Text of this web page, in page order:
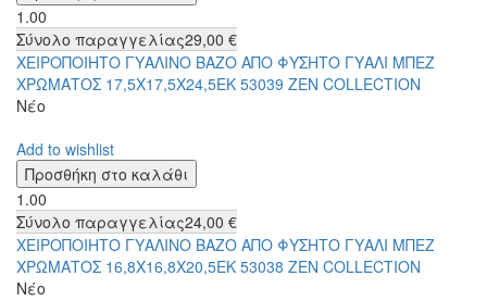
1.00
Σύνολο παραγγελίας29,00 €
ΧΕΙΡΟΠΟΙΗΤΟ ΓΥΑΛΙΝΟ ΒΑΖΟ ΑΠΟ ΦΥΣΗΤΟ ΓΥΑΛΙ ΜΠΕΖ
ΧΡΩΜΑΤΟΣ 17,5Χ17,5Χ24,5ΕΚ 53039 ZEN COLLECTION
Νέο
Add to wishlist
1.00
Σύνολο παραγγελίας24,00 €
ΧΕΙΡΟΠΟΙΗΤΟ ΓΥΑΛΙΝΟ ΒΑΖΟ ΑΠΟ ΦΥΣΗΤΟ ΓΥΑΛΙ ΜΠΕΖ
ΧΡΩΜΑΤΟΣ 16,8Χ16,8Χ20,5ΕΚ 53038 ZEN COLLECTION
Νέο